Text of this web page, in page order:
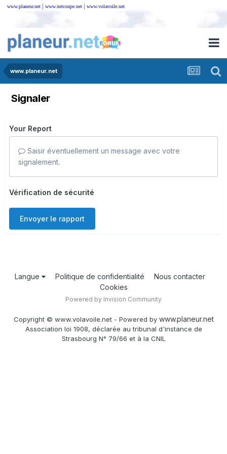
www.planeur.net | www.netcoupe.net | www.volavoile.net
www.planeur.net
Signaler
Your Report
Saisir éventuellement un message avec votre
signalement.
Vérification de sécurité
Envoyer le rapport
Langue Politique de confidentialité
Nous contacter
Cookies
Powered by Invision Community
Copyright © www.volavoile.net - Powered by www.planeur.net
Association loi 1908, déclarée au tribunal d'instance de
Strasbourg N° 79/66 et à la CNIL